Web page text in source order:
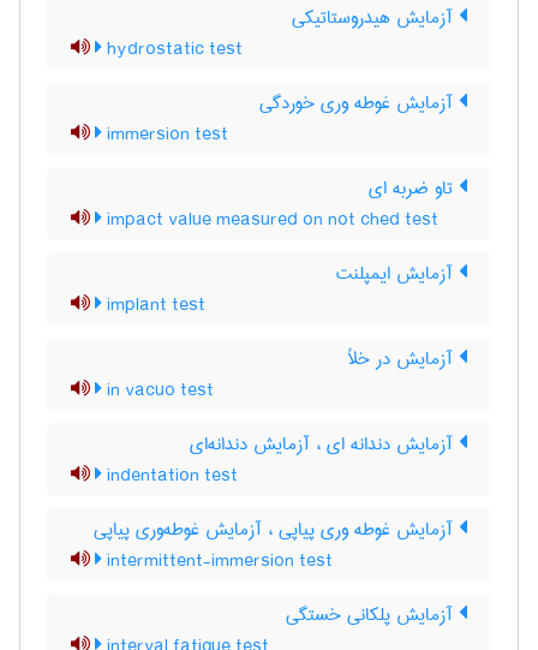
آزمایش هیدروستاتیکی
hydrostatic test
آزمایش غوطه وری خوردگی
immersion test
تاو ضربه ای
impact value measured on not ched test
آزمایش ایمپلنت
implant test
آزمایش در خلأ
in vacuo test
آزمایش دندانه ای ، آزمایش دندانه‌ای
indentation test
آزمایش غوطه وری پیاپی ، آزمایش غوطه‌وری پیاپی
intermittent-immersion test
آزمایش پلکانی خستگی